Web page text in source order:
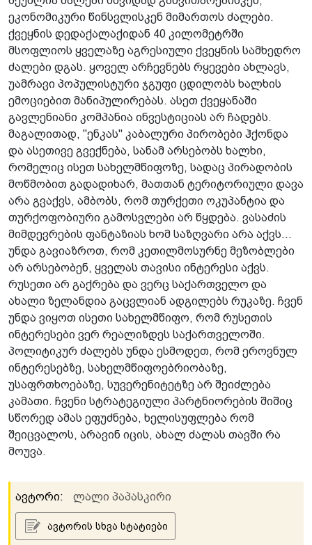
ეკონომიკური წინსვლისკენ მიმართოს ძალები.
ქვეყნის დედაქალაქიდან 40 კილომეტრში
მსოფლიოს ყველაზე აგრესიული ქვეყნის სამხედრო
ძალები დგას. ყოველ არჩევნებს რყევები ახლავს,
უამრავი პოპულისტური ჯგუფი ცდილობს ხალხის
ემოციებით მანიპულირებას. ასეთ ქვეყანაში
გავლენიანი კომპანია ინვესტიციას არ ჩადებს.
მაგალითად, "ენკას" კაბალური პირობები ჰქონდა
და ასეთივე გვექნება, სანამ არსებობს ხალხი,
რომელიც ისეთ სახელმწიფოზე, სადაც პირადობის
მოწმობით გადადიხარ, მათთან ტერიტორიული დავა
არა გვაქვს, ამბობს, რომ თურქეთი ოკუპანტია და
თურქოფობიური გამოსვლები არ წყდება. ვასაძის
მიმდევრების ფანტაზიას ხომ საზღვარი არა აქვს...
უნდა გავიაზროთ, რომ კეთილმოსურნე მეზობლები
არ არსებობენ, ყველას თავისი ინტერესი აქვს.
რუსეთი არ გაქრება და ვერც საქართველო და
ახალი ზელანდია გაცვლიან ადგილებს რუკაზე. ჩვენ
უნდა ვიყოთ ისეთი სახელმწიფო, რომ რუსეთის
ინტერესები ვერ რეალიზდეს საქართველოში.
პოლიტიკურ ძალებს უნდა ესმოდეთ, რომ ეროვნულ
ინტერესებზე, სახელმწიფოებრიობაზე,
უსაფრთხოებაზე, სუვერენიტეტზე არ შეიძლება
კამათი. ჩვენი სტრატეგიული პარტნიორების შიშიც
სწორედ ამას ეფუძნება, ხელისუფლება რომ
შეიცვალოს, არავინ იცის, ახალ ძალას თავში რა
მოუვა.
ავტორი: ლალი პაპასკირი
ავტორის სხვა სტატიები